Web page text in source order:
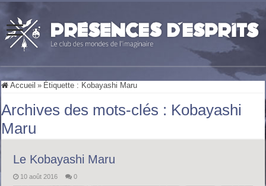
Accueil » Étiquette : Kobayashi Maru
Archives des mots-clés : Kobayashi
Maru
Le Kobayashi Maru
10 août 2016 0